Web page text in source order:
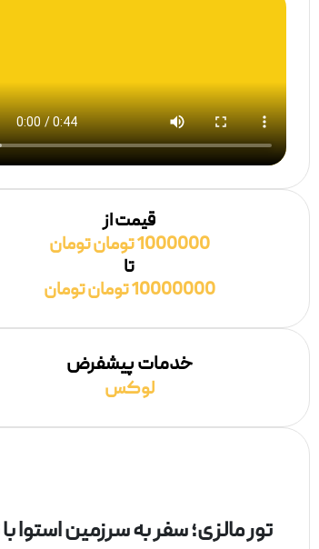
قیمت از
1000000 تومان تومان
تا
10000000 تومان تومان
خدمات پیشفرض
لوکس
تور مالزی؛ سفر به سرزمین